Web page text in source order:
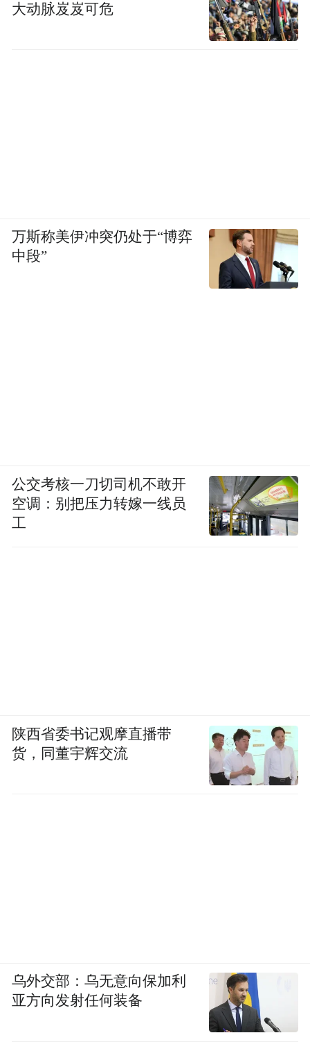
大动脉岌岌可危
万斯称美伊冲突仍处于“博弈
中段”
公交考核一刀切司机不敢开
空调：别把压力转嫁一线员
工
陕西省委书记观摩直播带
货，同董宇辉交流
乌外交部：乌无意向保加利
亚方向发射任何装备